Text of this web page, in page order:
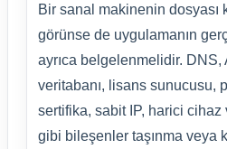
Bir sanal makinenin dosyası
görünse de uygulamanın
ayrıca belgelenmelidir. DNS,
veritabanı, lisans sunucusu,
sertifika, sabit IP, harici cihaz
gibi bileşenler taşınma veya